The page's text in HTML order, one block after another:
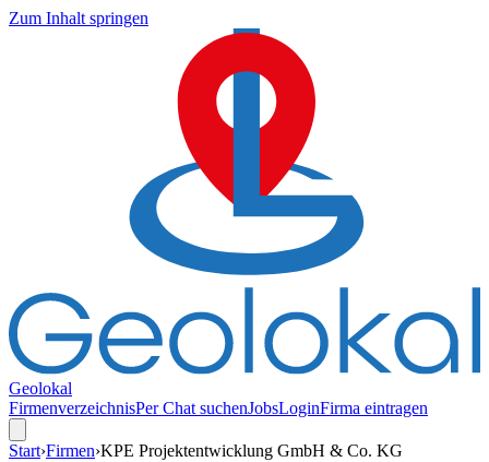
Zum Inhalt springen
Geolokal
FirmenverzeichnisPer Chat suchenJobsLoginFirma eintragen
Start›Firmen›KPE Projektentwicklung GmbH & Co. KG